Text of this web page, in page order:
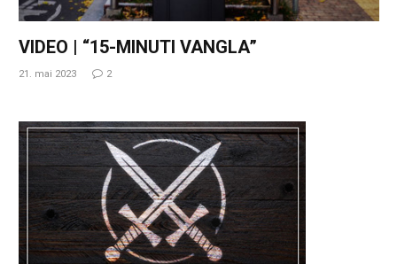
VIDEO | “15-MINUTI VANGLA”
21. mai 2023 2